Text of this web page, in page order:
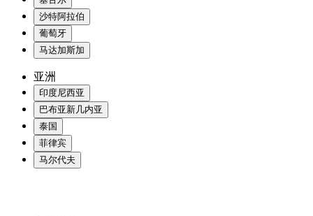
沙特阿拉伯
葡萄牙
马达加斯加
亚洲
印度尼西亚
巴布亚新几内亚
泰国
菲律宾
马尔代夫